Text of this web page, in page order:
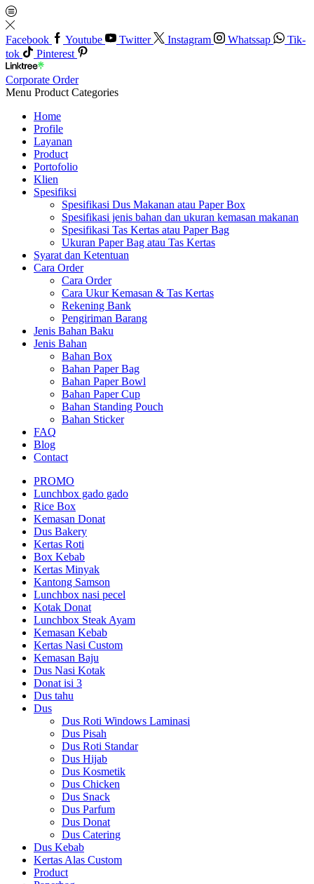
Facebook Youtube Twitter Instagram Whatssap
Tik-
tok
Pinterest
Corporate Order
Menu Product Categories
Home
Profile
Layanan
Product
Portofolio
Klien
Spesifiksi
Spesifikasi Dus Makanan atau Paper Box
Spesifikasi jenis bahan dan ukuran kemasan makanan
Spesifikasi Tas Kertas atau Paper Bag
Ukuran Paper Bag atau Tas Kertas
Syarat dan Ketentuan
Cara Order
Cara Order
Cara Ukur Kemasan & Tas Kertas
Rekening Bank
Pengiriman Barang
Jenis Bahan Baku
Jenis Bahan
Bahan Box
Bahan Paper Bag
Bahan Paper Bowl
Bahan Paper Cup
Bahan Standing Pouch
Bahan Sticker
FAQ
Blog
Contact
PROMO
Lunchbox gado gado
Rice Box
Kemasan Donat
Dus Bakery
Kertas Roti
Box Kebab
Kertas Minyak
Kantong Samson
Lunchbox nasi pecel
Kotak Donat
Lunchbox Steak Ayam
Kemasan Kebab
Kertas Nasi Custom
Kemasan Baju
Dus Nasi Kotak
Donat isi 3
Dus tahu
Dus
Dus Roti Windows Laminasi
Dus Pisah
Dus Roti Standar
Dus Hijab
Dus Kosmetik
Dus Chicken
Dus Snack
Dus Parfum
Dus Donat
Dus Catering
Dus Kebab
Kertas Alas Custom
Product